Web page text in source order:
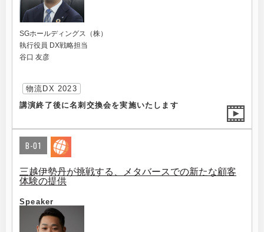
SGホールディングス（株）
執行役員 DX戦略担当
谷口 友彦
物流DX 2023
講演終了後に名刺交換会を実施いたします
B-01
三越伊勢丹が挑戦する、メタバースでの新たな顧客
体験の提供
Speaker